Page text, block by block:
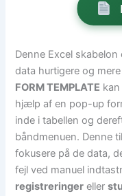
Denne Excel
data hurtigere og
FORM TEMPLATE
hjælp af en pop-up
inde i tabellen og
båndmenuen. Denne
fokusere på de data,
fejl ved manuel
registreringer eller